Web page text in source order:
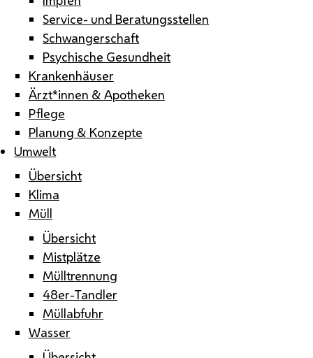
Service- und Beratungsstellen
Schwangerschaft
Psychische Gesundheit
Krankenhäuser
Ärzt*innen & Apotheken
Pflege
Planung & Konzepte
Umwelt
Übersicht
Klima
Müll
Übersicht
Mistplätze
Mülltrennung
48er-Tandler
Müllabfuhr
Wasser